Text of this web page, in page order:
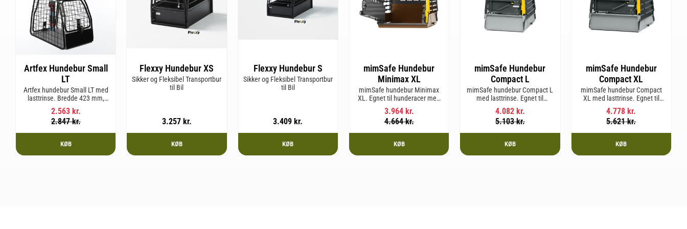
Artfex Hundebur Small
LT
Artfex hundebur Small LT med
lasttrinse. Bredde 423 mm,
Højde 500 mm, Dybde 670 mm
og vægt 12,9 kg.
2.563kr.
2.847kr.
KØB
Flexxy Hundebur XS
Sikker og Fleksibel Transportbur
til Bil
3.257kr.
KØB
Flexxy Hundebur S
Sikker og Fleksibel Transportbur
til Bil
3.409 kr.
KØB
mimSafe Hundebur
Minimax XL
mimSafe hundebur Minimax
XL. Egnet til hunderacer med
en skulderhøjde på op til 38
cm.
3.964kr.
4.664kr.
KØB
mimSafe Hundebur
Compact L
mimSafe hundebur Compact L
med lasttrinse. Egnet til
hunderacer med en
skulderhøjde på op til 58 cm.
4.082kr.
5.103kr.
KØB
mimSafe Hundebur
Compact XL
mimSafe hundebur Compact
XL med lasttrinse. Egnet til
hunderacer med en
skulderhøjde på op til 58 cm.
4.778 kr.
5.621kr.
KØB